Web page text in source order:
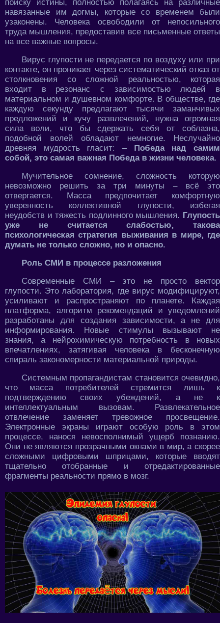
поиску истины, полностью полагаясь на различные
навязанные им догмы, которые со временем были
узаконены. Человека освободили от непосильного
труда мышления, предоставив все письменные ответы
на все важные вопросы.
Вирус глупости не передается по воздуху или при
контакте, он проникает через систематический отказ от
столкновения со сложной реальностью, которая
входит в резонанс с зависимостью людей в
материальном и душевном комфорте. В обществе, где
каждую секунду предлагают тысячи заманчивых
предложений и кучу развлечений, нужна огромная
сила воли, что бы сдержать себя от соблазна,
подобной волей обладают немногие. Неслучайно
древняя мудрость гласитː – Победа над самим
собой, это самая важная Победа в жизни человека.
Мучительное сомнение, сложность которую
невозможно решить за три минуты – всё это
отвергается. Масса предпочитает комфортную
уверенность коллективной глупости, избегая
неудобств и тяжесть подлинного мышления. Глупость
уже не считается слабостью, такова
психологическая стратегия выживания в мире, где
думать не только сложно, но и опасно.
Роль СМИ в процессе разложения
Современные СМИ – это не просто вектор
глупости. Это лаборатория, где вирус модифицируют,
усиливают и распространяют по планете. Каждая
платформа, алгоритм рекомендаций и уведомлений
разработаны для создания зависимости, а не для
информирования. Новые стимулы вызывают не
знания, а нейрохимическую потребность в новых
впечатлениях, затягивая человека в бесконечную
спираль закономерности материальной природы.
Системным пропагандистам становится очевидно,
что масса потребителей стремится лишь к
подтверждению своих убеждений, а не к
интеллектуальным вызовам. Развлекательное
отвлечение заменяет тревожное просвещение.
Электронные экраны играют особую роль в этом
процессе, нанося невосполнимый ущерб познанию.
Они не являются прозрачными окнами в мир, а скорее
сложными цифровыми шприцами, которые вводят
тщательно отобранные и отредактированные
фрагменты реальности прямо в мозг.